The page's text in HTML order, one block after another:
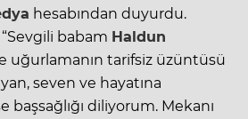
hesabından duyurdu.
“Sevgili babam Haldun
uğurlamanın tarifsiz üzüntüsü
seven ve hayatına
diliyorum. Mekanı